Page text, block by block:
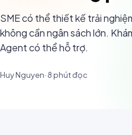
SME có thể thiết kế trải
không cần ngân sách lớn.
Agent có thể hỗ trợ.
Huy Nguyen· 8 phút đọc